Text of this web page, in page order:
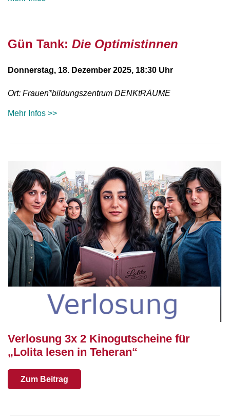
Gün Tank: Die Optimistinnen
Donnerstag, 18. Dezember 2025, 18:30 Uhr
Ort: Frauen*bildungszentrum DENKtRÄUME
Mehr Infos >>
Verlosung 3x 2 Kinogutscheine für
„Lolita lesen in Teheran“
Zum Beitrag